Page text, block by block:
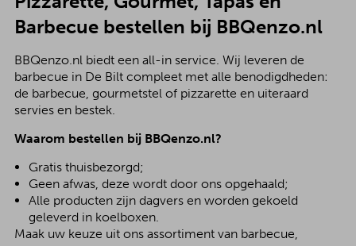
Barbecue bestellen bij BBQenzo.nl
BBQenzo.nl biedt een all-in service. Wij leveren de
barbecue in De Bilt compleet met alle benodigdheden:
de barbecue, gourmetstel of pizzarette en uiteraard
servies en bestek.
Waarom bestellen bij BBQenzo.nl?
Gratis thuisbezorgd;
Geen afwas, deze wordt door ons opgehaald;
Alle producten zijn dagvers en worden gekoeld
geleverd in koelboxen.
Maak uw keuze uit ons assortiment van barbecue,